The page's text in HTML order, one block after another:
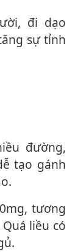
sự tỉnh
tạo gánh
liều có